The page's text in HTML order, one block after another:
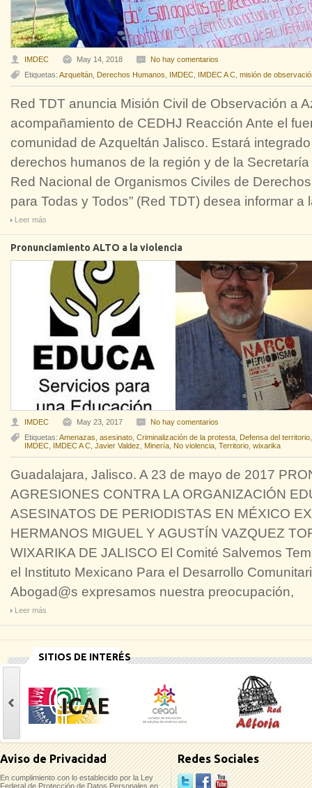
IMDEC May 14, 2018
No hay comentarios
Etiquetas: Azqueltán Derechos Humanos IMDEC IMDEC A C misión de
Red TDT anuncia Misión Civil de Observación a
acompañamiento de CEDHJ Reacción Ante el
comunidad de Azqueltán Jalisco. Estará
derechos humanos de la región y de la
Red Nacional de Organismos Civiles de
para Todas y Todos” (Red TDT) desea informar a
Leer más
Pronunciamiento ALTO a la violencia
IMDEC May 23, 2017
No hay comentarios
Etiquetas: Amenazas asesinato Criminalización de la protesta Defensa del territorio
IMDEC IMDEC A C Javier Valdez Minería No violencia Territorio wixarika
Guadalajara, Jalisco. A 23 de mayo de 2017
AGRESIONES CONTRA LA ORGANIZACIÓN
ASESINATOS DE PERIODISTAS EN MÉXICO
HERMANOS MIGUEL Y AGUSTÍN VAZQUEZ
WIXARIKA DE JALISCO El Comité Salvemos
el Instituto Mexicano Para el Desarrollo
Abogad@s expresamos nuestra preocupación,
Leer más
SITIOS DE INTERÉS
Aviso de Privacidad
En cumplimiento con lo establecido por la Ley
Federal de Protección de Datos Personales en
Redes Sociales